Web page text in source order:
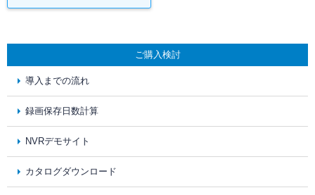
ご購入検討
導入までの流れ
録画保存日数計算
NVRデモサイト
カタログダウンロード